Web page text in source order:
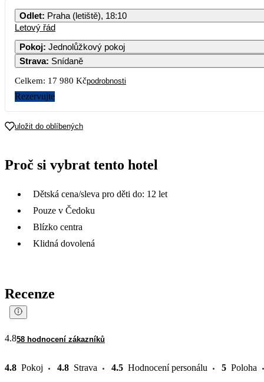
Odlet: Praha (letiště), 18:10
Letový řád
Pokoj: Jednolůžkový pokoj
Strava: Snídaně
Celkem: 17 980 Kčpodrobnosti
Rezervujte
uložit do oblíbených
Proč si vybrat tento hotel
Dětská cena/sleva pro děti do: 12 let
Pouze v Čedoku
Blízko centra
Klidná dovolená
Recenze
4.858 hodnocení zákazníků
4.8 Pokoj 4.8 Strava 4.5 Hodnocení personálu 5 Poloha